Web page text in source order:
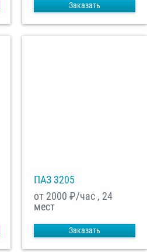
Заказать
ПАЗ 3205
от 2000 ₽/час , 24
мест
Заказать